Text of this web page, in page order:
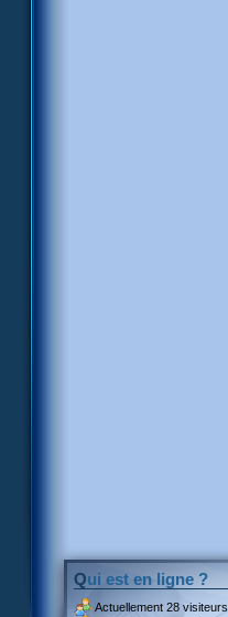
Qui est en ligne ?
Actuellement 28 visiteurs